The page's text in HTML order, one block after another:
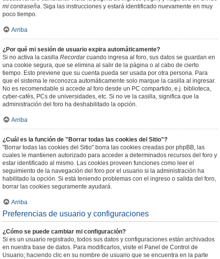
mi contraseña. Siga las instrucciones y estará identificado nuevamente en muy
poco tiempo.
Arriba
¿Por qué mi sesión de usuario expira automáticamente?
Si no activa la casilla Recordarcuando ingresa al foro, sus datos se guardan en
una cookie segura, que se elimina al salir de la página o al cabo de cierto
tiempo. Esto previene que su cuenta pueda ser usada por otra persona. Para
que el sistema le reconozca automáticamente solo marque la casilla al ingresar.
No es recomendable si accede al foro desde un PC compartido, e.j. biblioteca,
cyber-cafés, PCs de universidades, etc. Si no ve la casilla, significa que la
administración del foro ha deshabilitado la opción.
Arriba
¿Cuál es la función de "Borrar todas las cookies del Sitio"?
"Borrar todas las cookies del Sitio" borra las cookies creadas por phpBB, las
cuales le mantienen autorizado para acceder a determinados recursos del foro y
estar identificado al mismo. Las cookies proveen funciones como leer el
seguimiento de la navegación del foro por el usuario si la administración ha
habilitado la opción. Si está teniendo problemas con el ingreso o salida del foro,
borrar las cookies seguramente ayudará.
Arriba
Preferencias de usuario y configuraciones
¿Cómo se puede cambiar mi configuración?
Si es un usuario registrado, todos sus datos y configuraciones están archivados
en nuestra base de datos. Para modificarlos, visite el Panel de Control de
Usuario; haciendo clic en su nombre de usuario que se encuentra en la parte